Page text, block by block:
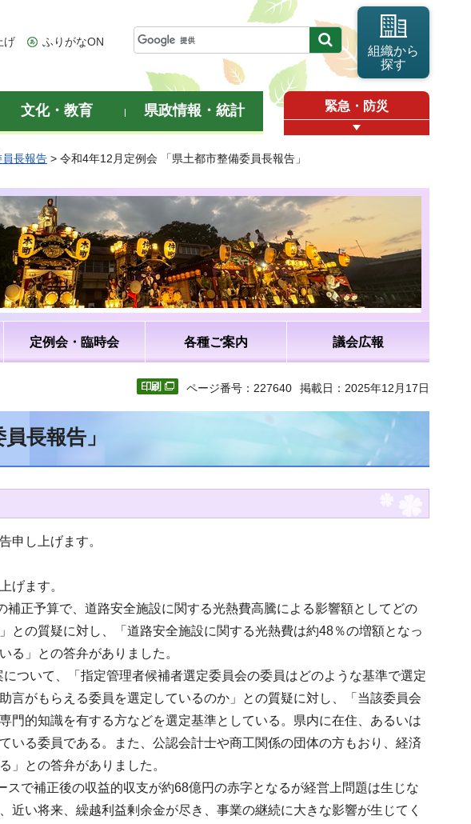
げ ふりがなON
組織から
探す
文化・教育 県政情報・統計 緊急・防災
長報告 > 令和4年12月定例会 「県土都市整備委員長報告」
定例会・臨時会 各種ご案内 議会広報
ページ番号：227640 掲載日：2025年12月17日
長報告」
申し上げます。
げます。
正予算で、道路安全施設に関する光熱費高騰による影響額としてどの
との質疑に対し、「道路安全施設に関する光熱費は約48％の増額となっ
る」との答弁がありました。
ついて、「指定管理者候補者選定委員会の委員はどのような基準で選定
言がもらえる委員を選定しているのか」との質疑に対し、「当該委員会
門的知識を有する方などを選定基準としている。県内に在住、あるいは
いる委員である。また、公認会計士や商工関係の団体の方もおり、経済
」との答弁がありました。
で補正後の収益的収支が約68億円の赤字となるが経営上問題は生じな
い将来、繰越利益剰余金が尽き、事業の継続に大きな影響が生じてく